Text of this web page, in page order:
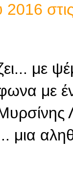
2016
με
με
μια